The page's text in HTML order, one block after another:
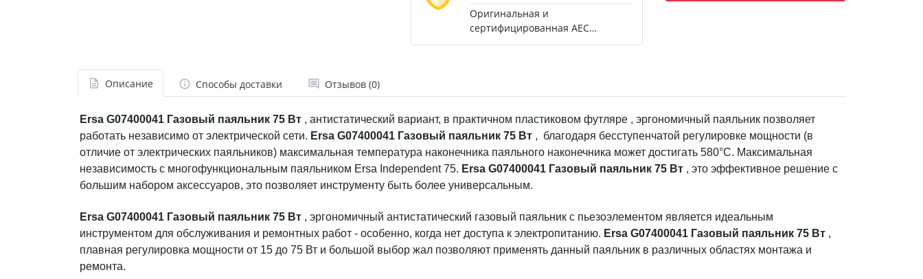
Оригинальная и
сертифицированная AEC
продукция
Описание Способы доставки Отзывов (0)
Ersa G07400041 Газовый паяльник 75 Вт , антистатический вариант, в практичном пластиковом футляре , эргономичный паяльник позволяет
работать независимо от электрической сети. Ersa G07400041 Газовый паяльник 75 Вт , благодаря бесступенчатой регулировке мощности (в
отличие от электрических паяльников) максимальная температура наконечника паяльного наконечника может достигать 580°C. Максимальная
независимость с многофункциональным паяльником Ersa Independent 75. Ersa G07400041 Газовый паяльник 75 Вт , это эффективное решение с
большим набором аксессуаров, это позволяет инструменту быть более универсальным.
Ersa G07400041 Газовый паяльник 75 Вт , эргономичный антистатический газовый паяльник с пьезоэлементом является идеальным
инструментом для обслуживания и ремонтных работ - особенно, когда нет доступа к электропитанию. Ersa G07400041 Газовый паяльник 75 Вт ,
плавная регулировка мощности от 15 до 75 Вт и большой выбор жал позволяют применять данный паяльник в различных областях монтажа и
ремонта.